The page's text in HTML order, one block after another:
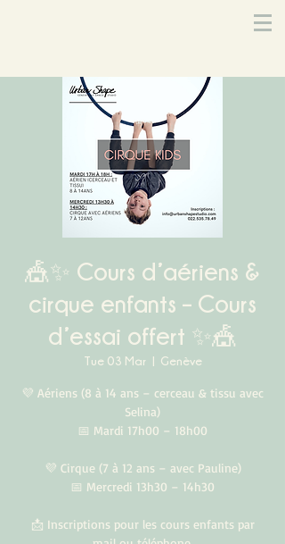
🎪✨ Cours d’aériens &
cirque enfants – Cours
d’essai offert ✨🎪
Tue 03 Mar
  |
Genève
💜 Aériens (8 à 14 ans – cerceau & tissu avec
Selina)
📅 Mardi 17h00 – 18h00
💜 Cirque (7 à 12 ans – avec Pauline)
📅 Mercredi 13h30 – 14h30
📩 Inscriptions pour les cours enfants par